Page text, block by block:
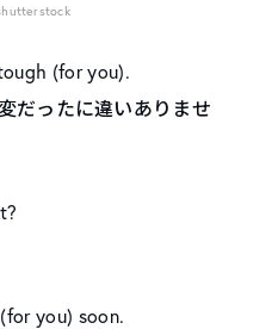
(for you).
だったに違いありませ
you) soon.